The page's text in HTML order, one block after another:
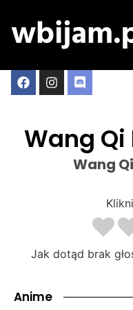
Wang Qi
Wang
Jak dotąd brak
Anime